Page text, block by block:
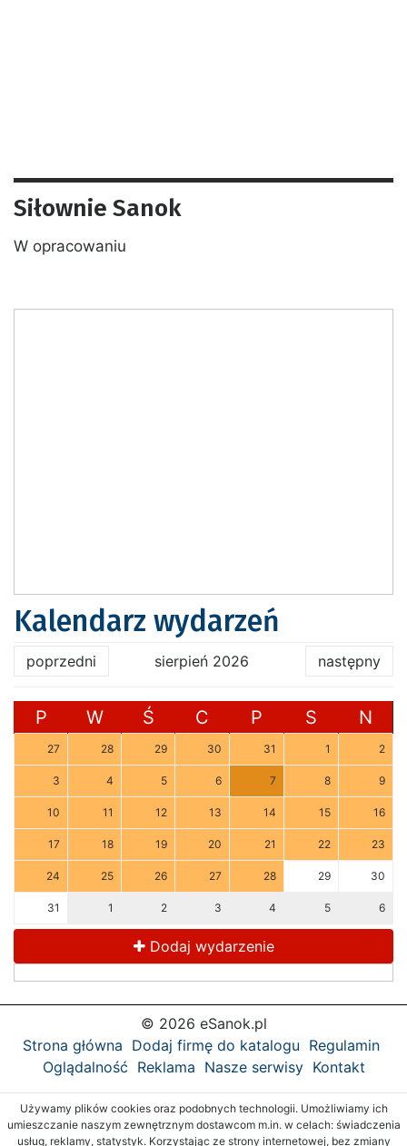
Siłownie Sanok
W opracowaniu
Kalendarz wydarzeń
poprzedni sierpień 2026 następny
P W Ś C P S N
27 28 29 30 31 1 2
3 4 5 6 7 8 9
10 11 12 13 14 15 16
17 18 19 20 21 22 23
24 25 26 27 28 29 30
31 1 2 3 4 5 6
Dodaj wydarzenie
© 2026 eSanok.pl
Strona główna Dodaj firmę do katalogu Regulamin
Oglądalność Reklama Nasze serwisy Kontakt
Używamy plików cookies oraz podobnych technologii. Umożliwiamy ich
umieszczanie naszym zewnętrznym dostawcom m.in. w celach: świadczenia
usług, reklamy, statystyk. Korzystając ze strony internetowej, bez zmiany